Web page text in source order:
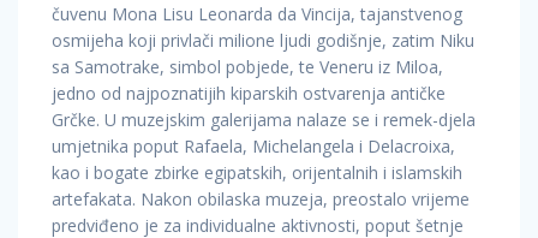
čuvenu Mona Lisu Leonarda da Vincija, tajanstvenog
osmijeha koji privlači milione ljudi godišnje, zatim Niku
sa Samotrake, simbol pobjede, te Veneru iz Miloa,
jedno od najpoznatijih kiparskih ostvarenja antičke
Grčke. U muzejskim galerijama nalaze se i remek-djela
umjetnika poput Rafaela, Michelangela i Delacroixa,
kao i bogate zbirke egipatskih, orijentalnih i islamskih
artefakata. Nakon obilaska muzeja, preostalo vrijeme
predviđeno je za individualne aktivnosti, poput šetnje